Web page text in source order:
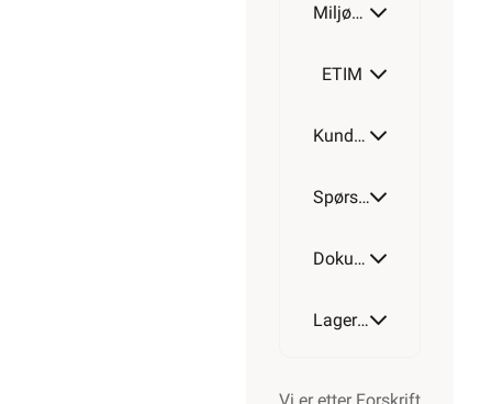
Miljøparametere
ETIM
Kundeomtale
Spørsmål og svar
Dokumentasjon
Lagerstatus